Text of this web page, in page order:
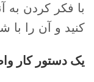
با فکر کردن به
کنید و آن را
یک دستور کار